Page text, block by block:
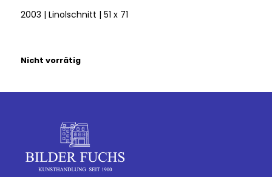
2003 | Linolschnitt | 51 x 71
Nicht vorrätig